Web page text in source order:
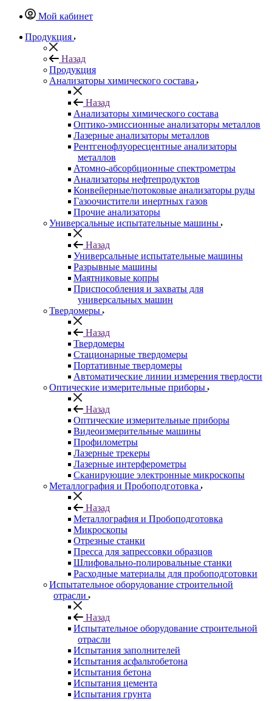
Мой кабинет
Продукция
Назад
Продукция
Анализаторы химического состава
Назад
Анализаторы химического состава
Оптико-эмиссионные анализаторы металлов
Лазерные анализаторы металлов
Рентгенофлуоресцентные анализаторы
металлов
Атомно-абсорбционные спектрометры
Анализаторы нефтепродуктов
Конвейерные/потоковые анализаторы руды
Газоочистители инертных газов
Прочие анализаторы
Универсальные испытательные машины
Назад
Универсальные испытательные машины
Разрывные машины
Маятниковые копры
Приспособления и захваты для
универсальных машин
Твердомеры
Назад
Твердомеры
Стационарные твердомеры
Портативные твердомеры
Автоматические линии измерения твердости
Оптические измерительные приборы
Назад
Оптические измерительные приборы
Видеоизмерительные машины
Профилометры
Лазерные трекеры
Лазерные интерферометры
Сканирующие электронные микроскопы
Металлография и Пробоподготовка
Назад
Металлография и Пробоподготовка
Микроскопы
Отрезные станки
Пресса для запрессовки образцов
Шлифовально-полировальные станки
Расходные материалы для пробоподготовки
Испытательное оборудование строительной
отрасли
Назад
Испытательное оборудование строительной
отрасли
Испытания заполнителей
Испытания асфальтобетона
Испытания бетона
Испытания цемента
Испытания грунта